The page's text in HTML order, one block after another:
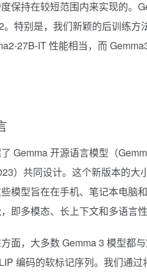
保持在较短范围内来实现的。
。特别是，我们新颖的后训练
27B-IT 性能相当，而
Gemma 开源语言模型（
）共同设计。这个新版本的大
模型旨在在手机、笔记本电脑
即多模态、长上下文和多语言
面，大多数 Gemma 3 模型都
编码的软标记序列。我们通